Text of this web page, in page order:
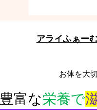
アライふぁー
お体を大
豊富な栄養で